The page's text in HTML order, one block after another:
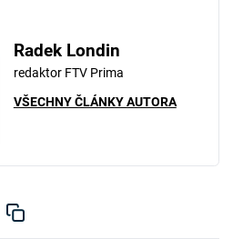
Radek Londin
redaktor FTV Prima
VŠECHNY ČLÁNKY AUTORA